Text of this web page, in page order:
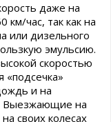
даже на
час, так как на
или дизельного
эмульсию.
скоростью
и на
Выезжающие на
своих колесах